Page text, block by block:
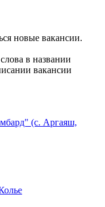
новые вакансии.
в названии
вакансии
(с. Аргаяш,